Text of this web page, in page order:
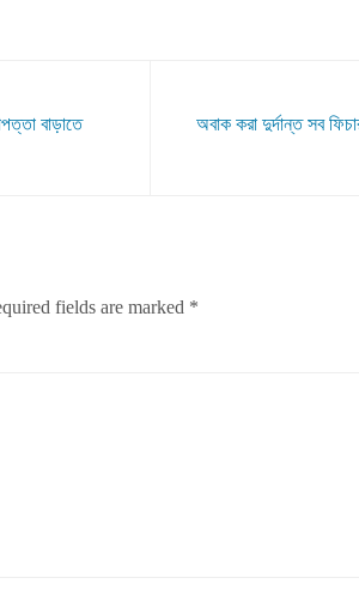
বাড়াতে
অবাক করা দুর্দান্ত সব
fields are marked *